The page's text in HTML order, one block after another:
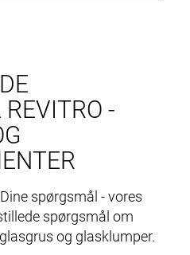
-
spørgsmål - vores
spørgsmål om
og glasklumper.